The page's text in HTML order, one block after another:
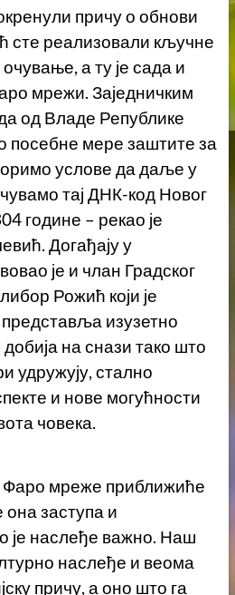
причу о обнови
сте реализовали кључне
а ту је сада и
мрежи. Заједничким
од Владе Републике
посебне мере заштите за
услове да даље у
тај ДНК-код Новог
године – рекао је
Догађају у
је и члан Градског
Рожић који је
изузетно
на снази тако што
удружују, стално
и нове могућности
човека.
мреже приближиће
она заступа и
је наслеђе важно. Наш
наслеђе и веома
причу, а оно што га